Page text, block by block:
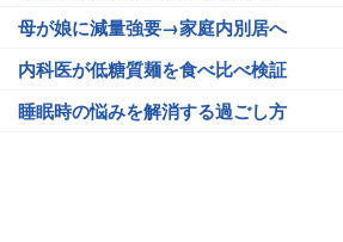
母が娘に減量強要→家庭内別居へ
内科医が低糖質麺を食べ比べ検証
睡眠時の悩みを解消する過ごし方